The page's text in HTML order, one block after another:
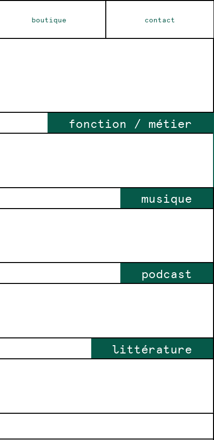
boutique contact
fonction / métier
musique
podcast
littérature